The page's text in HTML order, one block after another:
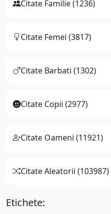
Citate Familie (1236)
Citate Femei (3817)
Citate Barbati (1302)
Citate Copii (2977)
Citate Oameni (11921)
Citate Aleatorii (103987)
Etichete: